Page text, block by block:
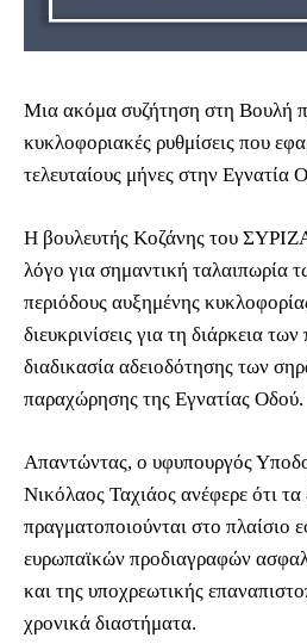
Μια ακόμα συζήτηση στη Βουλή
κυκλοφοριακές ρυθμίσεις που
τελευταίους μήνες στην Εγνατία
Η βουλευτής Κοζάνης του
λόγο για σημαντική ταλαιπωρία
περιόδους αυξημένης
διευκρινίσεις για τη διάρκεια
διαδικασία αδειοδότησης των
παραχώρησης της Εγνατίας Οδού.
Απαντώντας, ο υφυπουργός
Νικόλαος Ταχιάος ανέφερε ότι τα
πραγματοποιούνται στο πλαίσιο
ευρωπαϊκών προδιαγραφών
και της υποχρεωτικής
χρονικά διαστήματα.